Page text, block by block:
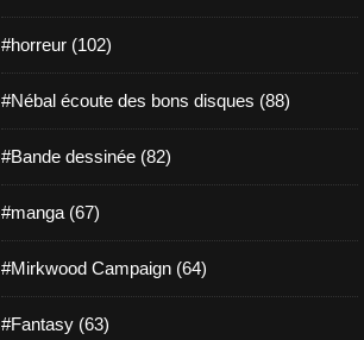
#horreur (102)
#Nébal écoute des bons disques (88)
#Bande dessinée (82)
#manga (67)
#Mirkwood Campaign (64)
#Fantasy (63)